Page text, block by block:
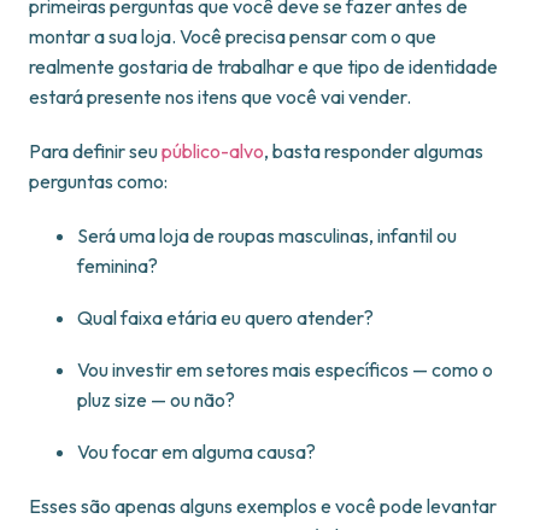
primeiras perguntas que você deve se fazer antes de
montar a sua loja. Você precisa pensar com o que
realmente gostaria de trabalhar e que tipo de identidade
estará presente nos itens que você vai vender.
Para definir seupúblico-alvo, basta responder algumas
perguntas como:
Será uma loja de roupas masculinas, infantil ou
feminina?
Qual faixa etária eu quero atender?
Vou investir em setores mais específicos — como o
pluz size — ou não?
Vou focar em alguma causa?
Esses são apenas alguns exemplos e você pode levantar